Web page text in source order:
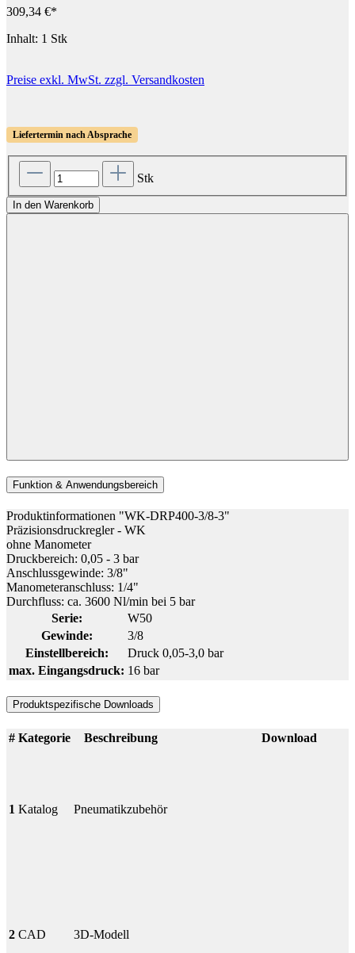
309,34 €*
Inhalt: 1 Stk
Preise exkl. MwSt. zzgl. Versandkosten
Liefertermin nach Absprache
Stk
In den Warenkorb
Funktion & Anwendungsbereich
Produktinformationen "WK-DRP400-3/8-3"
Präzisionsdruckregler - WK
ohne Manometer
Druckbereich: 0,05 - 3 bar
Anschlussgewinde: 3/8"
Manometeranschluss: 1/4"
Durchfluss: ca. 3600 Nl/min bei 5 bar
Serie:
W50
Gewinde:
3/8
Einstellbereich:
Druck 0,05-3,0 bar
max. Eingangsdruck: 16 bar
Produktspezifische Downloads
# Kategorie Beschreibung Download
1 Katalog Pneumatikzubehör
2 CAD 3D-Modell